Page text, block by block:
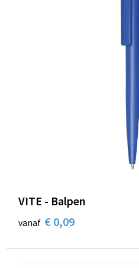
VITE - Balpen
vanaf € 0,09